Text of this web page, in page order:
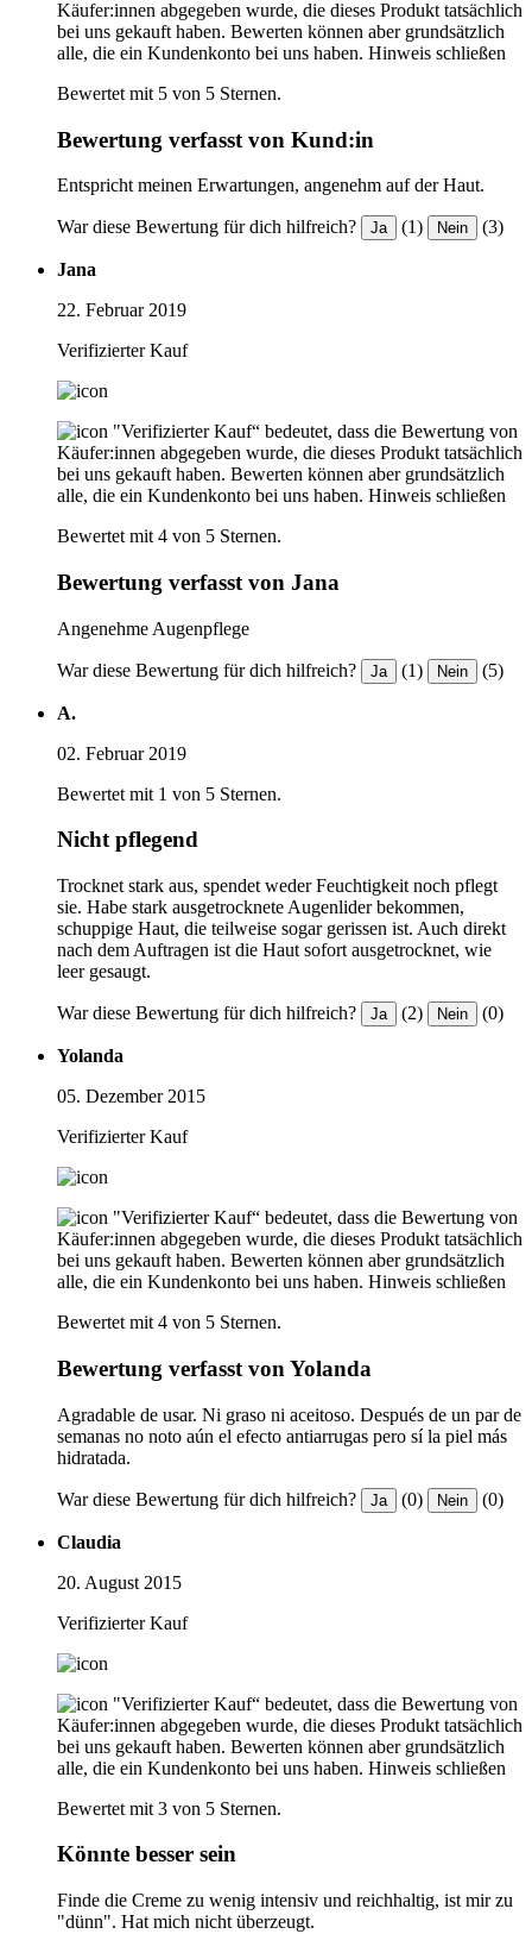
Käufer:innen abgegeben wurde, die dieses Produkt tatsächlich
bei uns gekauft haben. Bewerten können aber grundsätzlich
alle, die ein Kundenkonto bei uns haben. Hinweis schließen
Bewertet mit 5 von 5 Sternen.
Bewertung verfasst von Kund:in
Entspricht meinen Erwartungen, angenehm auf der Haut.
War diese Bewertung für dich hilfreich? Ja (1) Nein (3)
Jana
22. Februar 2019
Verifizierter Kauf
"Verifizierter Kauf“ bedeutet, dass die Bewertung von
Käufer:innen abgegeben wurde, die dieses Produkt tatsächlich
bei uns gekauft haben. Bewerten können aber grundsätzlich
alle, die ein Kundenkonto bei uns haben. Hinweis schließen
Bewertet mit 4 von 5 Sternen.
Bewertung verfasst von Jana
Angenehme Augenpflege
War diese Bewertung für dich hilfreich? Ja (1) Nein (5)
A.
02. Februar 2019
Bewertet mit 1 von 5 Sternen.
Nicht pflegend
Trocknet stark aus, spendet weder Feuchtigkeit noch pflegt
sie. Habe stark ausgetrocknete Augenlider bekommen,
schuppige Haut, die teilweise sogar gerissen ist. Auch direkt
nach dem Auftragen ist die Haut sofort ausgetrocknet, wie
leer gesaugt.
War diese Bewertung für dich hilfreich? Ja (2) Nein (0)
Yolanda
05. Dezember 2015
Verifizierter Kauf
"Verifizierter Kauf“ bedeutet, dass die Bewertung von
Käufer:innen abgegeben wurde, die dieses Produkt tatsächlich
bei uns gekauft haben. Bewerten können aber grundsätzlich
alle, die ein Kundenkonto bei uns haben. Hinweis schließen
Bewertet mit 4 von 5 Sternen.
Bewertung verfasst von Yolanda
Agradable de usar. Ni graso ni aceitoso. Después de un par de
semanas no noto aún el efecto antiarrugas pero sí la piel más
hidratada.
War diese Bewertung für dich hilfreich? Ja (0) Nein (0)
Claudia
20. August 2015
Verifizierter Kauf
"Verifizierter Kauf“ bedeutet, dass die Bewertung von
Käufer:innen abgegeben wurde, die dieses Produkt tatsächlich
bei uns gekauft haben. Bewerten können aber grundsätzlich
alle, die ein Kundenkonto bei uns haben. Hinweis schließen
Bewertet mit 3 von 5 Sternen.
Könnte besser sein
Finde die Creme zu wenig intensiv und reichhaltig, ist mir zu
"dünn". Hat mich nicht überzeugt.